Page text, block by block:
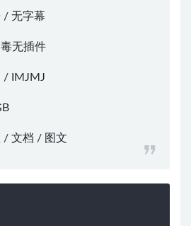
/ 无字幕
无插件
/ IMJMJ
/ 文档 / 图文